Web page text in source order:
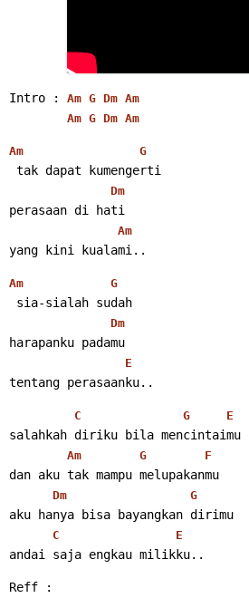
Intro : Am G Dm Am
Am G Dm Am
Am G
tak dapat kumengerti
Dm
perasaan di hati
Am
yang kini kualami..
Am G
sia-sialah sudah
Dm
harapanku padamu
E
tentang perasaanku..
C G E
salahkah diriku bila mencintaimu
Am G F
dan aku tak mampu melupakanmu
Dm G
aku hanya bisa bayangkan dirimu
C E
andai saja engkau milikku..
Reff :